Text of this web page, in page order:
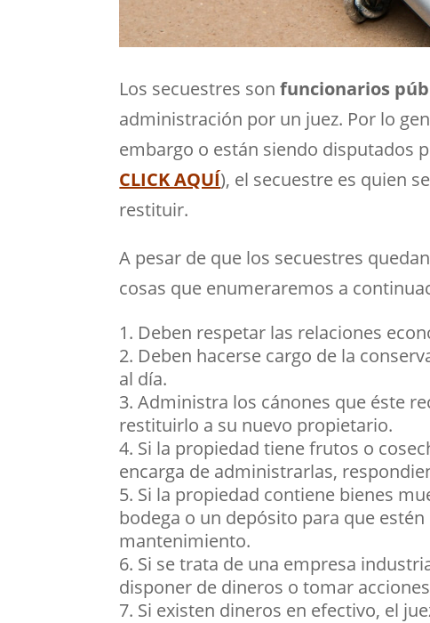
Los secuestres sonfuncionarios
administración por un juez. Por lo
embargo o están siendo disputados
CLICK AQUÍ), el secuestre es quien
restituir.
A pesar de que los secuestres
cosas que enumeraremos a
Deben respetar las relaciones
Deben hacerse cargo de la
al día.
Administra los cánones que éste
restituirlo a su nuevo propietario.
Si la propiedad tiene frutos o
encarga de administrarlas,
Si la propiedad contiene bienes
bodega o un depósito para que
mantenimiento.
Si se trata de una empresa
disponer de dineros o tomar
Si existen dineros en efectivo, el